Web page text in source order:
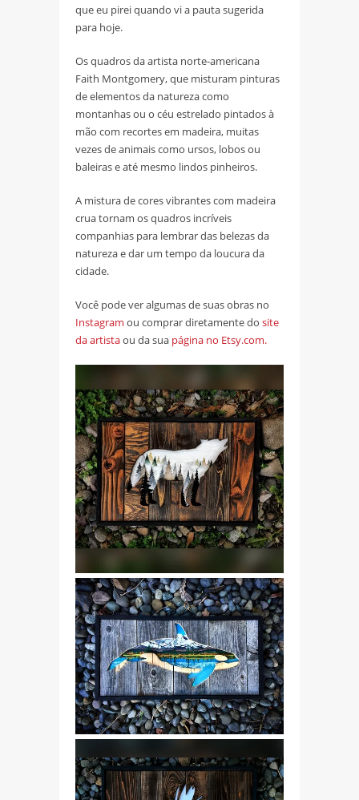
que eu pirei quando vi a pauta sugerida
para hoje.
Os quadros da artista norte-americana
Faith Montgomery, que misturam pinturas
de elementos da natureza como
montanhas ou o céu estrelado pintados à
mão com recortes em madeira, muitas
vezes de animais como ursos, lobos ou
baleiras e até mesmo lindos pinheiros.
A mistura de cores vibrantes com madeira
crua tornam os quadros incríveis
companhias para lembrar das belezas da
natureza e dar um tempo da loucura da
cidade.
Você pode ver algumas de suas obras no
Instagram ou comprar diretamente do site
da artistaou da sua página no Etsy.com.